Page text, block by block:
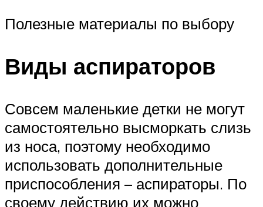
Полезные материалы по выбору
Виды аспираторов
Совсем маленькие детки не могут
самостоятельно высморкать слизь
из носа, поэтому необходимо
использовать дополнительные
приспособления – аспираторы. По
своему действию их можно